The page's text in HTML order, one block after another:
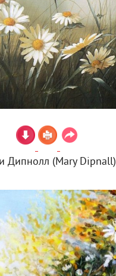
Дипнолл (Mary Dipnall)